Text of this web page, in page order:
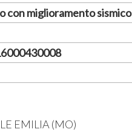
con miglioramento sismico
EMILIA (MO)